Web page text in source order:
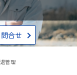
管理
合せ